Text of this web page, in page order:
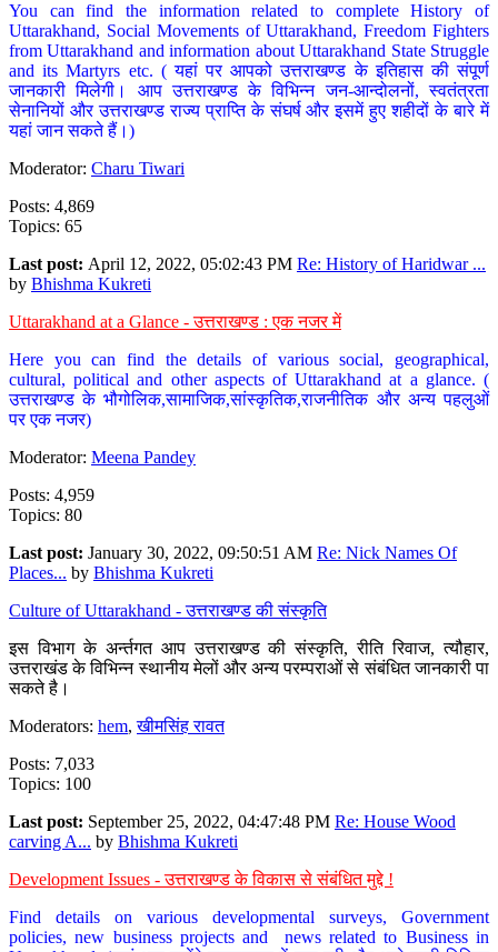
You can find the information related to complete History of
Uttarakhand, Social Movements of Uttarakhand, Freedom Fighters
from Uttarakhand and information about Uttarakhand State Struggle
and its Martyrs etc. ( यहां पर आपको उत्तराखण्ड के इतिहास की संपूर्ण
जानकारी मिलेगी। आप उत्तराखण्ड के विभिन्न जन-आन्दोलनों, स्वतंत्रता
सेनानियों और उत्तराखण्ड राज्य प्राप्ति के संघर्ष और इसमें हुए शहीदों के बारे में
यहां जान सकते हैं।)
Moderator: Charu Tiwari
Posts: 4,869
Topics: 65
Last post: April 12, 2022, 05:02:43 PM Re: History of Haridwar ...
by Bhishma Kukreti
Uttarakhand at a Glance - उत्तराखण्ड : एक नजर में
Here you can find the details of various social, geographical,
cultural, political and other aspects of Uttarakhand at a glance. (
उत्तराखण्ड के भौगोलिक,सामाजिक,सांस्कृतिक,राजनीतिक और अन्य पहलुओं
पर एक नजर)
Moderator: Meena Pandey
Posts: 4,959
Topics: 80
Last post: January 30, 2022, 09:50:51 AM Re: Nick Names Of
Places... by Bhishma Kukreti
Culture of Uttarakhand - उत्तराखण्ड की संस्कृति
इस विभाग के अर्न्तगत आप उत्तराखण्ड की संस्कृति, रीति रिवाज, त्यौहार,
उत्तराखंड के विभिन्न स्थानीय मेलों और अन्य परम्पराओं से संबंधित जानकारी पा
सकते है।
Moderators: hem,खीमसिंह रावत
Posts: 7,033
Topics: 100
Last post: September 25, 2022, 04:47:48 PM Re: House Wood
carving A... by Bhishma Kukreti
Development Issues - उत्तराखण्ड के विकास से संबंधित मुद्दे !
Find details on various developmental surveys, Government
policies, new business projects and news related to Business in